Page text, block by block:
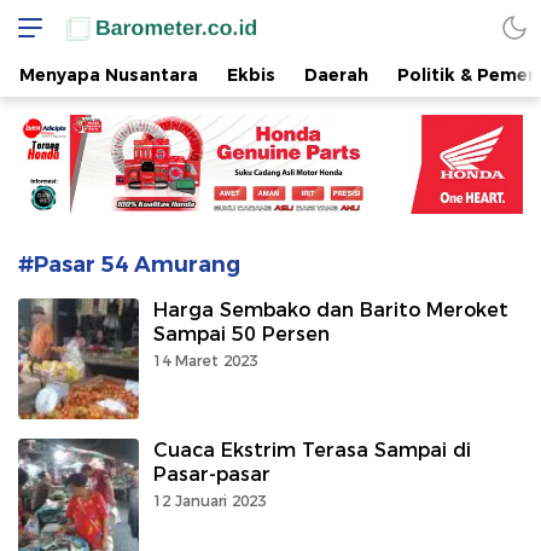
www.barometer.co.id
Berita Terkini di Sulawesi Utara
Menyapa Nusantara Ekbis Daerah Politik &
#Pasar 54 Amurang
Harga Sembako dan Barito Meroket
Sampai 50 Persen
14 Maret 2023
Cuaca Ekstrim Terasa Sampai di
Pasar-pasar
12 Januari 2023